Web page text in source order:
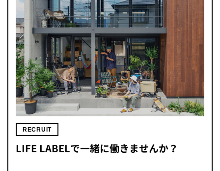
RECRUIT
LIFE LABELで一緒に働きませんか？